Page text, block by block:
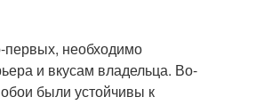
первых, необходимо
и вкусам владельца. Во-
были устойчивы к